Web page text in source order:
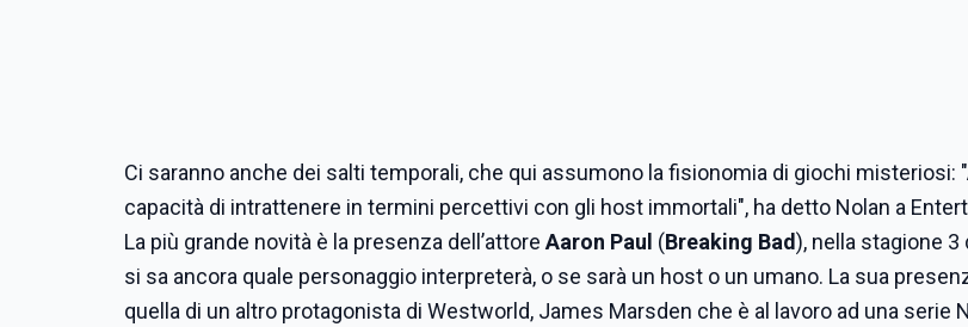
Ci saranno anche dei salti temporali, che qui assumono la fisionomia di giochi misteriosi:
capacità di intrattenere in termini percettivi con gli host immortali", ha detto Nolan a
La più grande novità è la presenza dell’attore Aaron Paul (Breaking Bad), nella stagione 3
si sa ancora quale personaggio interpreterà, o se sarà un host o un umano. La sua
quella di un altro protagonista di Westworld, James Marsden che è al lavoro ad una serie